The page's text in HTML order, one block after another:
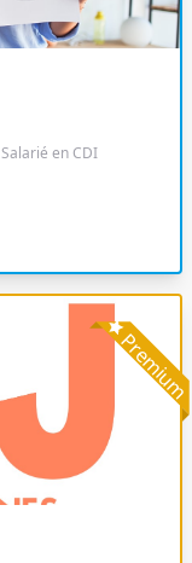
Salarié en CDI